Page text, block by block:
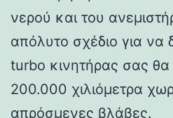
νερού και του
απόλυτο σχέδιο για να
turbo κινητήρας σας θα
200.000 χιλιόμετρα
απρόσμενες βλάβες.